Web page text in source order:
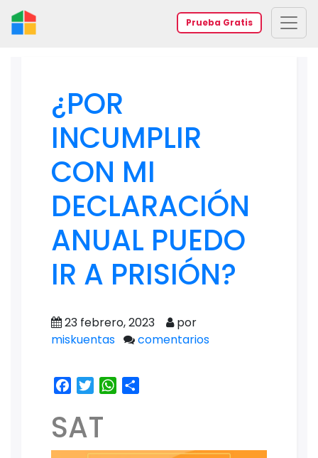
Prueba Gratis
¿POR
INCUMPLIR
CON MI
DECLARACIÓN
ANUAL PUEDO
IR A PRISIÓN?
23 febrero, 2023
por
miskuentas
comentarios
Facebook
TwitterWhatsApp
SAT